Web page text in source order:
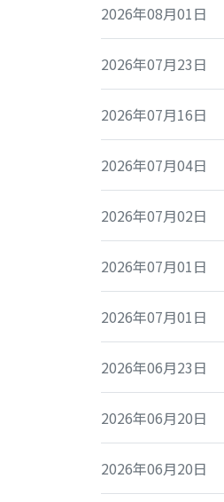
2026年08月01日
2026年07月23日
2026年07月16日
2026年07月04日
2026年07月02日
2026年07月01日
2026年07月01日
2026年06月23日
2026年06月20日
2026年06月20日